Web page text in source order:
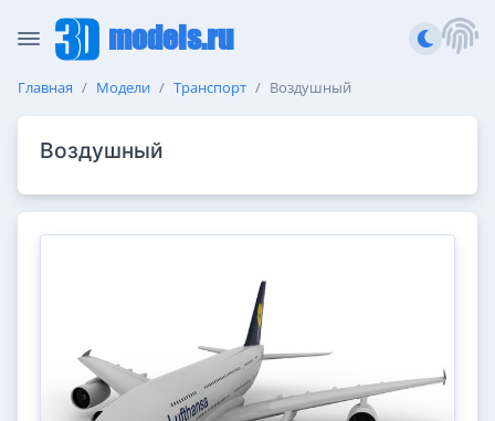
models.ru
Главная Модели Транспорт Воздушный
Воздушный